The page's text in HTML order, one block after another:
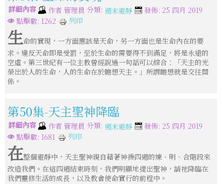
詳細內容 作者 管理員 分類: 週末避靜
發佈: 25 四月 2019
點擊數: 1262
列印
生命的實現，一方面應該是天命，另一方面也是生命內在的要
求。違反天命即是受罰，至於生命的需要得不到滿足，將是永遠的
空虛。第三世紀有一位主教曾經說過一句話可以綜合：「天主的光
榮出於人的生命，人的生命在於瞻想天主。」所謂瞻想就是交往關
係。
第50集-天主聖神降臨
詳細內容 作者 管理員 分類: 週末避靜
發佈: 25 四月 2019
點擊數: 1681
列印
在整個避靜中，天主聖神親自藉著神操四週的煉、明、合階段來
改造我們。在這四週結束時刻，我們明顯地提出聖神，請祂降臨在
我們靈修生活的成長，以及教會使命實行的前程中。